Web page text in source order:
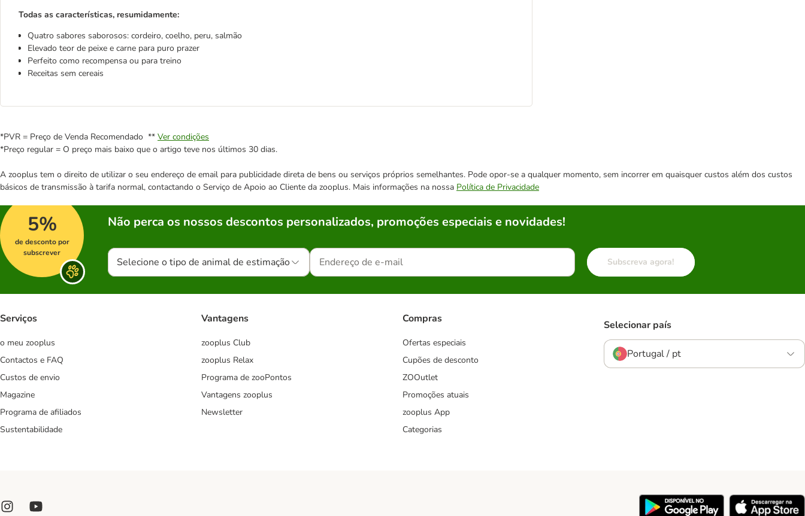
Todas as características, resumidamente:
Quatro sabores saborosos: cordeiro, coelho, peru, salmão
Elevado teor de peixe e carne para puro prazer
Perfeito como recompensa ou para treino
Receitas sem cereais
*PVR = Preço de Venda Recomendado ** Ver condições
*Preço regular = O preço mais baixo que o artigo teve nos últimos 30 dias.
A zooplus tem o direito de utilizar o seu endereço de email para publicidade direta de bens ou serviços próprios semelhantes. Pode opor-se a qualquer momento, sem incorrer em quaisquer custos além dos custos
básicos de transmissão à tarifa normal, contactando o Serviço de Apoio ao Cliente da zooplus. Mais informações na nossa Política de Privacidade
5%
de desconto por
subscrever
Não perca os nossos descontos personalizados, promoções especiais e novidades!
Selecione o tipo de animal de estimação Subscreva agora!
Serviços
o meu zooplus
Contactos e FAQ
Custos de envio
Magazine
Programa de afiliados
Sustentabilidade
Vantagens
zooplus Club
zooplus Relax
Programa de zooPontos
Vantagens zooplus
Newsletter
Compras
Ofertas especiais
Cupões de desconto
ZOOutlet
Promoções atuais
zooplus App
Categorias
Selecionar país
Portugal / pt